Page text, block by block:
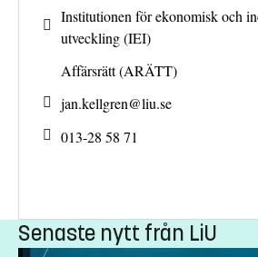
Institutionen för ekonomisk och
utveckling (IEI)
Affärsrätt (ARÄTT)
jan.kellgren@liu.se
013-28 58 71
Senaste nytt från LiU